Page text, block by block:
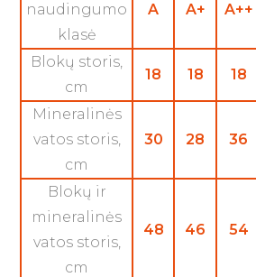
naudingumo
klasė
A A+ A++
Blokų storis,
cm
18 18 18
Mineralinės
vatos storis,
cm
30 28 36
Blokų ir
mineralinės
vatos storis,
cm
48 46 54